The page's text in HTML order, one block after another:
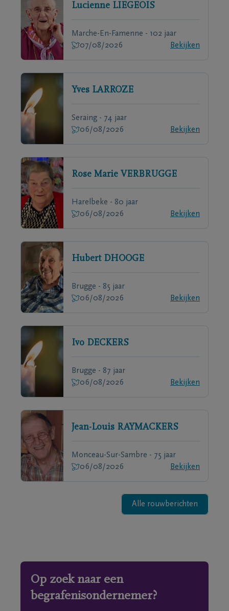
Lucienne LIEGEOIS
Marche-En-Famenne - 102 jaar
07/08/2026
Bekijken
Yves LARROZE
Seraing - 74 jaar
06/08/2026
Bekijken
Rose Marie VERBRUGGE
Harelbeke - 80 jaar
06/08/2026
Bekijken
Hubert DHOOGE
Brugge - 85 jaar
06/08/2026
Bekijken
Ivo DECKERS
Brugge - 87 jaar
06/08/2026
Bekijken
Jean-Louis RAYMACKERS
Monceau-Sur-Sambre - 75 jaar
06/08/2026
Bekijken
Alle rouwberichten
Op zoek naar een
begrafenisondernemer?